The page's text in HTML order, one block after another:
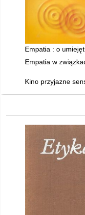
Empatia : o
Empatia w
Kino przyjazne